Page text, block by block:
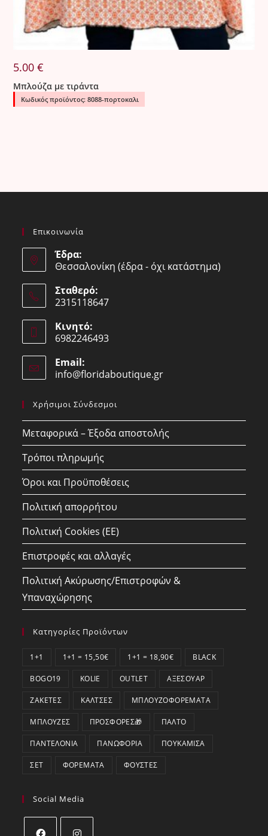
5.00€
Μπλούζα με τιράντα
Κωδικός προϊόντος: 8088-πορτοκαλι
Επικοινωνία
Έδρα:
Θεσσαλονίκη (έδρα - όχι κατάστημα)
Σταθερό:
2315118647
in
your
application
Κινητό:
6982246493
in
your
Email:
info@floridaboutique.grOpens
Χρήσιμοι Σύνδεσμοι
Μεταφορικά – Έξοδα αποστολής
Τρόποι πληρωμής
Όροι και Προϋποθέσεις
Πολιτική απορρήτου
Πολιτική Cookies (ΕΕ)
Επιστροφές και αλλαγές
Πολιτική Ακύρωσης/Επιστροφών &
Υπαναχώρησης
Κατηγορίες Προϊόντων
1+1 1+1 = 15,50€ 1+1 = 18,90€ BLACK
BOGO19 KOLIE OUTLET ΑΞΕΣΟΥΆΡ
ΖΑΚΈΤΕΣ ΚΆΛΤΣΕΣ ΜΠΛΟΥΖΟΦΟΡΈΜΑΤΑ
ΜΠΛΟΎΖΕΣ ΠΡΟΣΦΟΡΕΣ🎁 ΠΑΛΤΌ
ΠΑΝΤΕΛΌΝΙΑ ΠΑΝΩΦΌΡΙΑ ΠΟΥΚΆΜΙΣΑ
ΣΕΤ ΦΟΡΈΜΑΤΑ ΦΟΎΣΤΕΣ
Social Media